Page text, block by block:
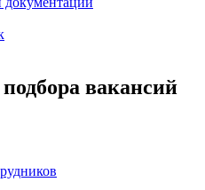
вакансий